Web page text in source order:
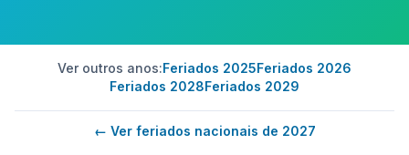
Ver outros anos:Feriados 2025Feriados 2026
Feriados 2028Feriados 2029
← Ver feriados nacionais de 2027